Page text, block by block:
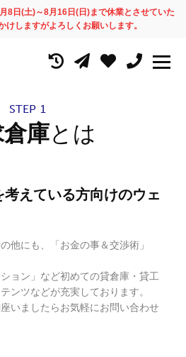
8日(土)～8月16日(日)まで休業とさせていた
けしますがよろしくお願いします。
STEP 1
庫とは
えている方向けのウェ
他にも、「お金の事＆交渉術」
ョン」など初めての貸倉庫・貸工
ンツなどが充実しております。
いましたらお気軽にお問い合わせ